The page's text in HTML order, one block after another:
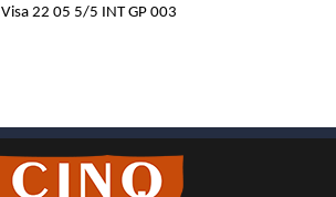
Visa 22 05 5/5 INT GP 003